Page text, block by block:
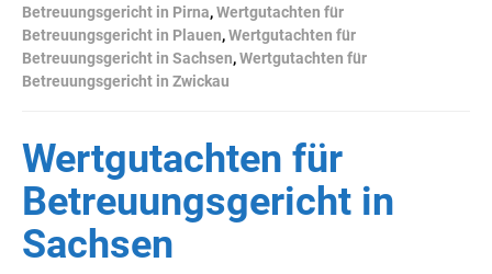
Betreuungsgericht in Pirna,Wertgutachten für
Betreuungsgericht in Plauen,Wertgutachten für
Betreuungsgericht in Sachsen,Wertgutachten für
Betreuungsgericht in Zwickau
Wertgutachten für
Betreuungsgericht in
Sachsen